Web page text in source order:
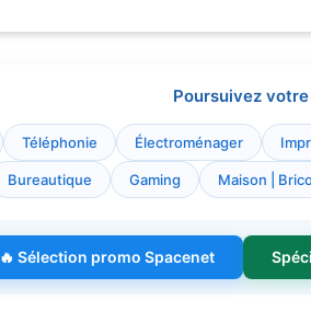
Poursuivez
Téléphonie Électroménager
Bureautique Gaming Maison |
🔥 Sélection promo Spacenet